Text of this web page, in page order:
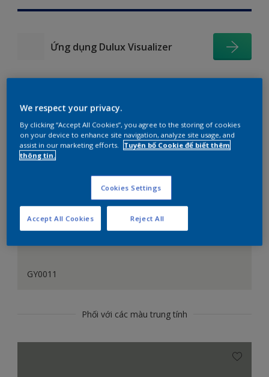
Ứng dụng Dulux Visualizer
Gợi ý phối màu
GY0011
Phối với các màu trung tính
We respect your privacy.
By clicking “Accept All Cookies”, you agree to the storing of cookies
on your device to enhance site navigation, analyze site usage, and
assist in our marketing efforts.
Tuyên bố Cookie để biết thêm
thông tin.
Cookies Settings
Reject All
Accept All Cookies